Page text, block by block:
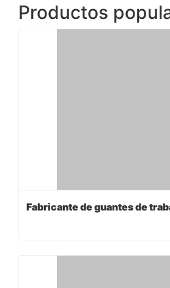
Productos
Fabricante de guantes de